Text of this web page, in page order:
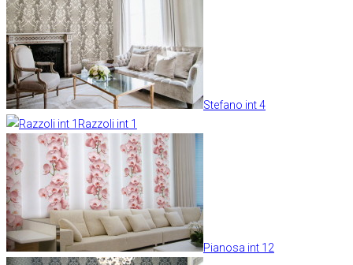
Stefano int 4
Razzoli int 1
Pianosa int 12